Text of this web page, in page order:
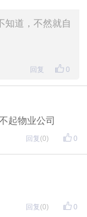
知道，不然就自
0
回复
起物业公司
0
回复 (0)
0
回复 (0)